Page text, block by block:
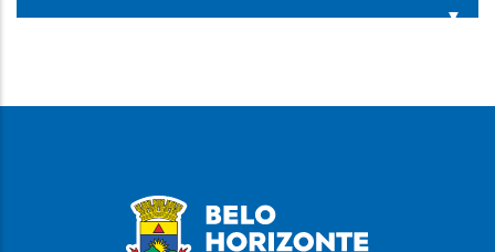
PÁGINA